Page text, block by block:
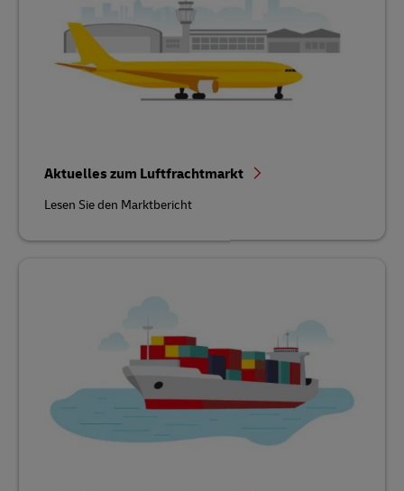
Aktuelles zum Luftfrachtmarkt
Lesen Sie den Marktbericht